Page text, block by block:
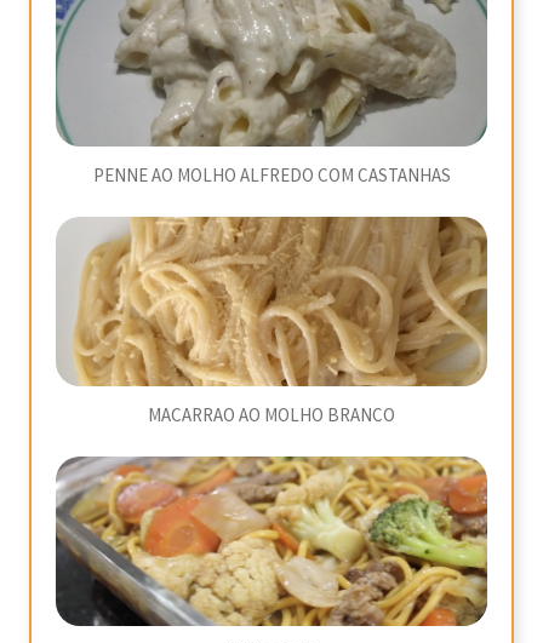
PENNE AO MOLHO ALFREDO COM CASTANHAS
MACARRAO AO MOLHO BRANCO